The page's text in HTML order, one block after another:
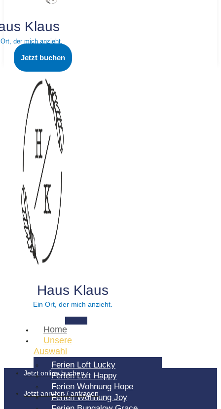
Klaus
der mich anzieht.
Jetzt buchen
Haus Klaus
Ein Ort, der mich anzieht.
Home
Unsere
Auswahl
Ferien Loft Lucky
Ferien Loft Happy
Ferien Wohnung Hope
Ferien Wohnung Joy
Jetzt online buchen
Jetzt anrufen / anfragen